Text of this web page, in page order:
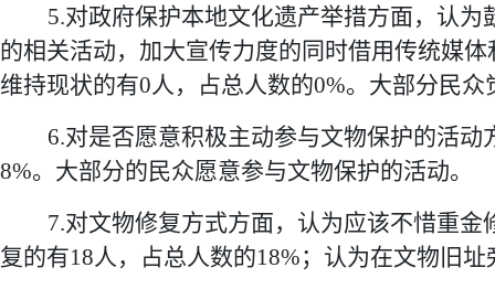
5.对政府保护本地文化遗产举措方面， 认为
的相关活动，加大宣传力度的同时借用传统媒
维持现状的有0人，占总人数的0%。大部分民
6.对是否愿意积极主动参与文物保护的活动
8%。 大部分的民众愿意参与文物保护的活动。
7.对文物修复方式方面，认为应该不惜重金
复的有18人，占总人数的18%；认为在文物旧